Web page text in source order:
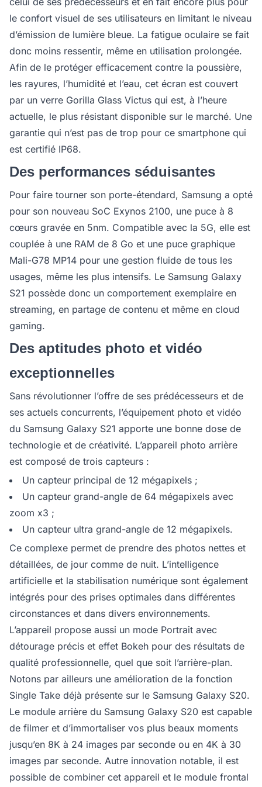
le confort visuel de ses utilisateurs en limitant le niveau
d’émission de lumière bleue. La fatigue oculaire se fait
donc moins ressentir, même en utilisation prolongée.
Afin de le protéger efficacement contre la poussière,
les rayures, l’humidité et l’eau, cet écran est couvert
par un verre Gorilla Glass Victus qui est, à l’heure
actuelle, le plus résistant disponible sur le marché. Une
garantie qui n’est pas de trop pour ce smartphone qui
est certifié IP68.
Des performances séduisantes
Pour faire tourner son porte-étendard, Samsung a opté
pour son nouveau SoC Exynos 2100, une puce à 8
cœurs gravée en 5nm. Compatible avec la 5G, elle est
couplée à une RAM de 8 Go et une puce graphique
Mali-G78 MP14 pour une gestion fluide de tous les
usages, même les plus intensifs. Le Samsung Galaxy
S21 possède donc un comportement exemplaire en
streaming, en partage de contenu et même en cloud
gaming.
Des aptitudes photo et vidéo
exceptionnelles
Sans révolutionner l’offre de ses prédécesseurs et de
ses actuels concurrents, l’équipement photo et vidéo
du Samsung Galaxy S21 apporte une bonne dose de
technologie et de créativité. L’appareil photo arrière
est composé de trois capteurs :
Un capteur principal de 12 mégapixels ;
Un capteur grand-angle de 64 mégapixels avec
zoom x3 ;
Un capteur ultra grand-angle de 12 mégapixels.
Ce complexe permet de prendre des photos nettes et
détaillées, de jour comme de nuit. L’intelligence
artificielle et la stabilisation numérique sont également
intégrés pour des prises optimales dans différentes
circonstances et dans divers environnements.
L’appareil propose aussi un mode Portrait avec
détourage précis et effet Bokeh pour des résultats de
qualité professionnelle, quel que soit l’arrière-plan.
Notons par ailleurs une amélioration de la fonction
Single Take déjà présente sur le Samsung Galaxy S20.
Le module arrière du Samsung Galaxy S20 est capable
de filmer et d’immortaliser vos plus beaux moments
jusqu’en 8K à 24 images par seconde ou en 4K à 30
images par seconde. Autre innovation notable, il est
possible de combiner cet appareil et le module frontal